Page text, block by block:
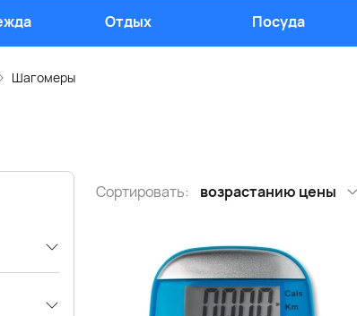
Отдых Посуда
Шагомеры
Сортировать: возрастанию цены